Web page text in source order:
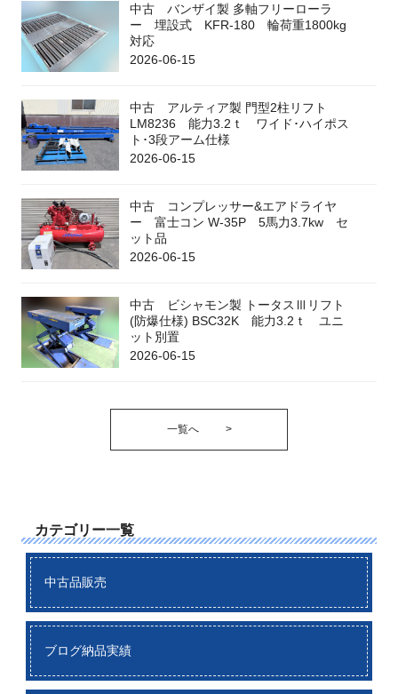
中古 バンザイ製 多軸フリーローラ
ー 埋設式 KFR-180 輪荷重1800kg
対応
2026-06-15
中古 アルティア製 門型2柱リフト
LM8236 能力3.2ｔ ワイド･ハイポス
ト･3段アーム仕様
2026-06-15
中古 コンプレッサー&エアドライヤ
ー 富士コン W-35P 5馬力3.7kw セ
ット品
2026-06-15
中古 ビシャモン製 トータスⅢリフト
(防爆仕様) BSC32K 能力3.2ｔ ユニ
ット別置
2026-06-15
一覧へ >
カテゴリー一覧
中古品販売
ブログ納品実績